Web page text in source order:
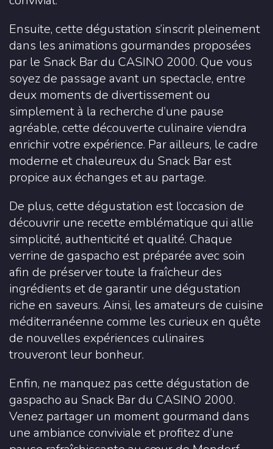
Ensuite, cette dégustation s’inscrit pleinement
dans les animations gourmandes proposées
par le Snack Bar du CASINO 2000. Que vous
soyez de passage avant un spectacle, entre
deux moments de divertissement ou
simplement à la recherche d’une pause
agréable, cette découverte culinaire viendra
enrichir votre expérience. Par ailleurs, le cadre
moderne et chaleureux du Snack Bar est
propice aux échanges et au partage.
De plus, cette dégustation est l’occasion de
découvrir une recette emblématique qui allie
simplicité, authenticité et qualité. Chaque
verrine de gaspacho est préparée avec soin
afin de préserver toute la fraîcheur des
ingrédients et de garantir une dégustation
riche en saveurs. Ainsi, les amateurs de cuisine
méditerranéenne comme les curieux en quête
de nouvelles expériences culinaires
trouveront leur bonheur.
Enfin, ne manquez pas cette dégustation de
gaspacho au Snack Bar du CASINO 2000.
Venez partager un moment gourmand dans
une ambiance conviviale et profitez d’une